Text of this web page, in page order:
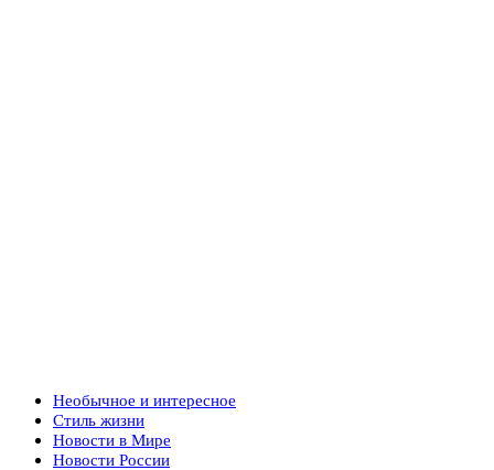
Необычное и интересное
Стиль жизни
Новости в Мире
Новости России